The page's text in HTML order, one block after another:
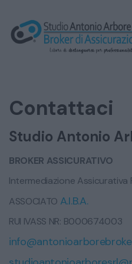
Contattaci
Studio Antonio
BROKER ASSICURATIVO
Intermediazione Assicurativa
ASSOCIATO A.I.B.A.
RUI IVASS NR: B000674003